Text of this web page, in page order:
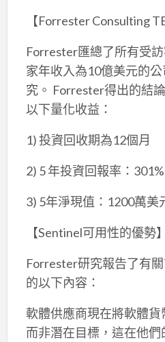
【Forrester Consulting
Forrester匯總了所有受
家年收入為10億美元的
究。 Forrester得出的結
以下量化收益：
1) 投資回收期為12個月
2) 5 年投資回報率：301%
3) 5年淨現值：1200萬美
【Sentinel可用性的優勢】
Forrester研究報告了有
的以下內容：
軟體供應商現在將軟體貨
而非潛在目標，這在他